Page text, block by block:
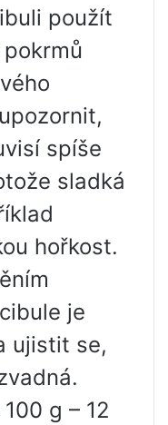
použít
spíše
sladká
hořkost.
je
ujistit se,
g – 12